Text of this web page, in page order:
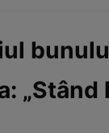
„Stând